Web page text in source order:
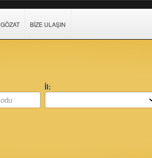
BIZE ULAŞIN
İl: